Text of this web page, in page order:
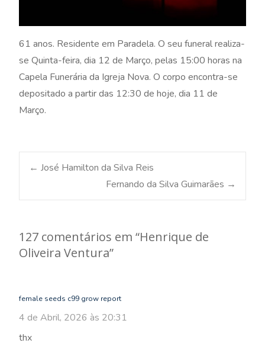
61 anos. Residente em Paradela. O seu funeral realiza-
se Quinta-feira, dia 12 de Março, pelas 15:00 horas na
Capela Funerária da Igreja Nova. O corpo encontra-se
depositado a partir das 12:30 de hoje, dia 11 de
Março.
Post
← José Hamilton da Silva Reis
Fernando da Silva Guimarães →
127 comentários em “Henrique de
Oliveira Ventura”
female seeds c99 grow report
4 de Abril, 2026 às 20:31
thx